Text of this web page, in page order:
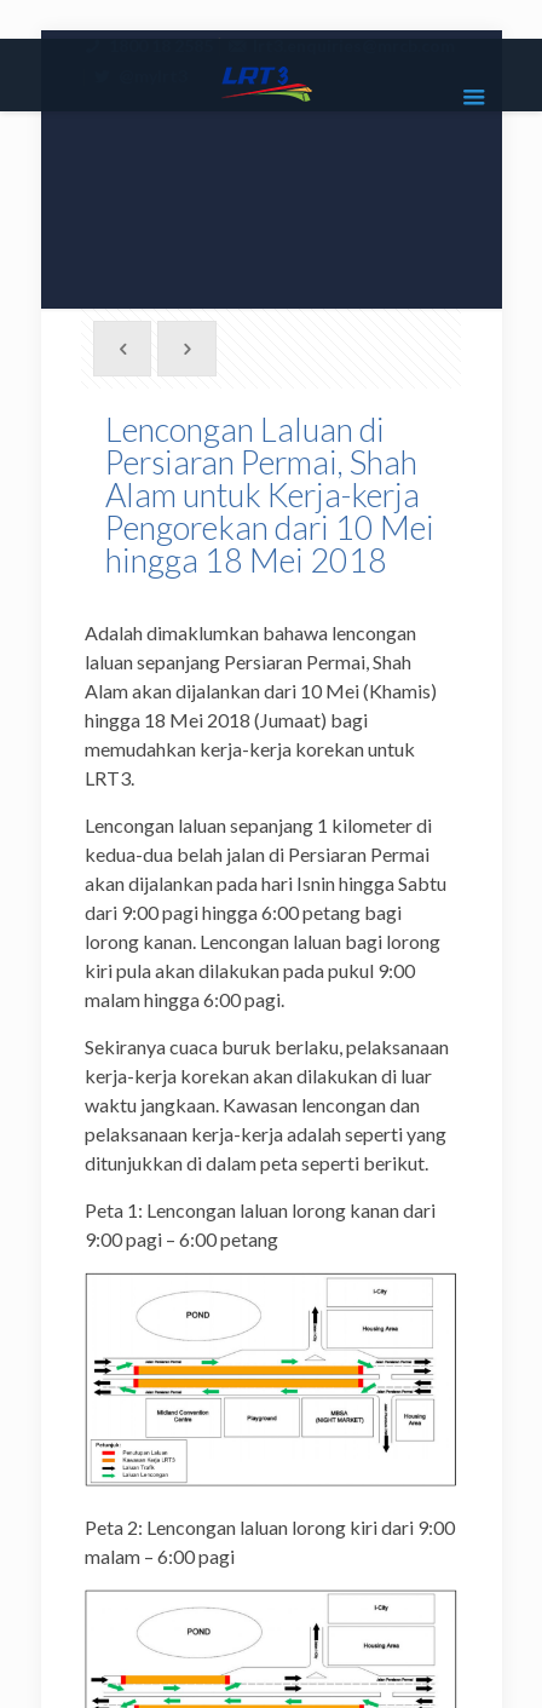
|
Lencongan Laluan di
Persiaran Permai, Shah
Alam untuk Kerja-kerja
Pengorekan dari 10 Mei
hingga 18 Mei 2018
Adalah dimaklumkan bahawa lencongan
laluan sepanjang Persiaran Permai, Shah
Alam akan dijalankan dari 10 Mei (Khamis)
hingga 18 Mei 2018 (Jumaat) bagi
memudahkan kerja-kerja korekan untuk
LRT3.
Lencongan laluan sepanjang 1 kilometer di
kedua-dua belah jalan di Persiaran Permai
akan dijalankan pada hari Isnin hingga Sabtu
dari 9:00 pagi hingga 6:00 petang bagi
lorong kanan. Lencongan laluan bagi lorong
kiri pula akan dilakukan pada pukul 9:00
malam hingga 6:00 pagi.
Sekiranya cuaca buruk berlaku, pelaksanaan
kerja-kerja korekan akan dilakukan di luar
waktu jangkaan. Kawasan lencongan dan
pelaksanaan kerja-kerja adalah seperti yang
ditunjukkan di dalam peta seperti berikut.
Peta 1: Lencongan laluan lorong kanan dari
9:00 pagi – 6:00 petang
Peta 2: Lencongan laluan lorong kiri dari 9:00
malam – 6:00 pagi